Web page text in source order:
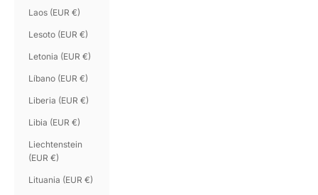
Laos (EUR €)
Lesoto (EUR €)
Letonia (EUR €)
Líbano (EUR €)
Liberia (EUR €)
Libia (EUR €)
Liechtenstein
(EUR €)
Lituania (EUR €)